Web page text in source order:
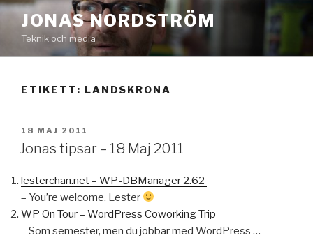
Hoppa
innehåll
JONAS NORDSTRÖM
Teknik och media
ETIKETT: LANDSKRONA
PUBLICERAT
18 MAJ 2011
Jonas tipsar – 18 Maj 2011
lesterchan.net – WP-DBManager 2.62
– You’re welcome, Lester
WP On Tour – WordPress Coworking Trip
– Som semester, men du jobbar med WordPress …